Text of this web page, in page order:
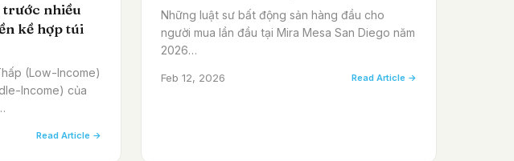
nhiều
kề hợp túi
(Low-Income)
Income) của
Read Article →
Những luật sư bất động sản hàng đầu cho
người mua lần đầu tại Mira Mesa San Diego năm
2026…
Feb 12, 2026 Read Article →